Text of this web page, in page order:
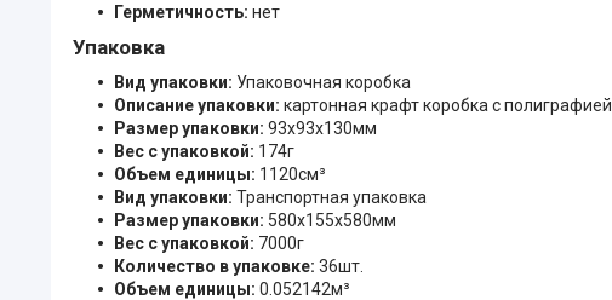
Герметичность: нет
Упаковка
Вид упаковки: Упаковочная коробка
Описание упаковки: картонная крафт коробка с полиграфией
Размер упаковки: 93x93x130мм
Вес с упаковкой: 174г
Объем единицы: 1120см³
Вид упаковки: Транспортная упаковка
Размер упаковки: 580x155x580мм
Вес с упаковкой: 7000г
Количество в упаковке: 36шт.
Объем единицы: 0.052142м³